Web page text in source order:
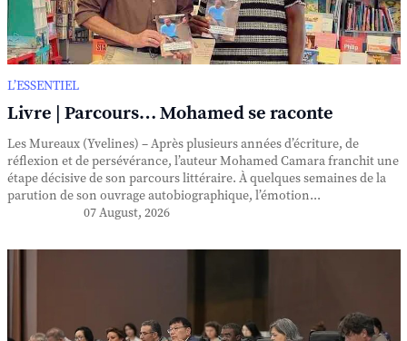
L’ESSENTIEL
Livre | Parcours… Mohamed se raconte
Les Mureaux (Yvelines) – Après plusieurs années d’écriture, de
réflexion et de persévérance, l’auteur Mohamed Camara franchit une
étape décisive de son parcours littéraire. À quelques semaines de la
parution de son ouvrage autobiographique, l’émotion...
07 August, 2026